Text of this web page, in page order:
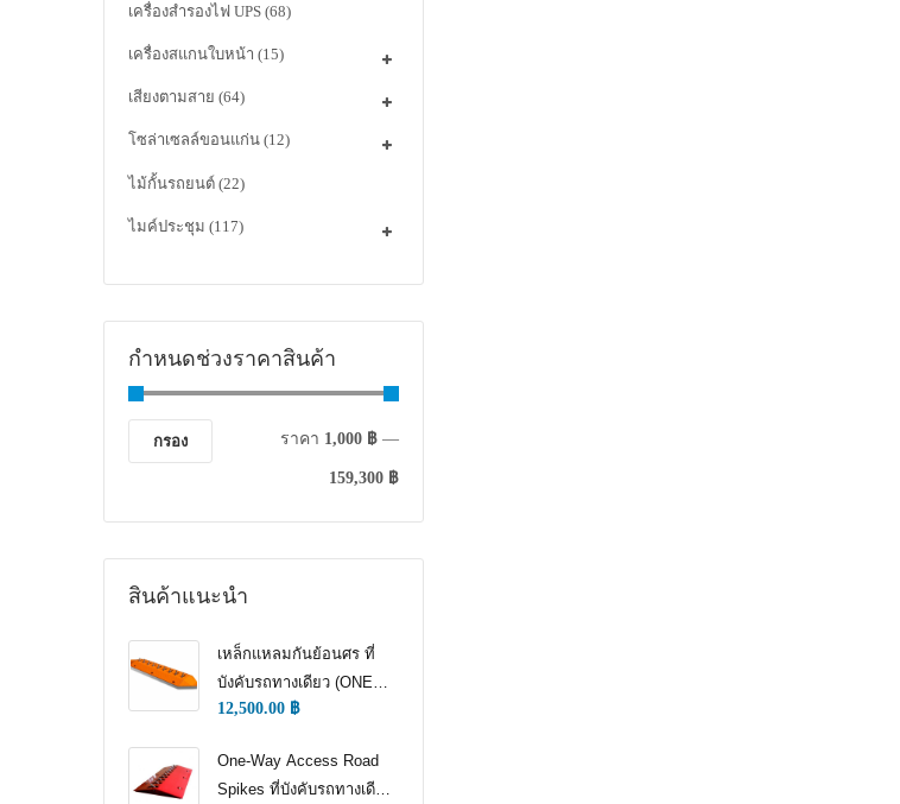
เครื่องสำรองไฟ UPS (68)
เครื่องสแกนใบหน้า (15)
เสียงตามสาย (64)
โซล่าเซลล์ขอนแก่น (12)
ไม้กั้นรถยนต์ (22)
ไมค์ประชุม (117)
กำหนดช่วงราคาสินค้า
กรอง ราคา 1,000 ฿ —
159,300 ฿
สินค้าแนะนำ
เหล็กแหลมกันย้อนศร ที่
บังคับรถทางเดียว (ONE
WAY TRAFFIC
12,500.00 ฿
One-Way Access Road
Spikes ที่บังคับรถทางเดียว